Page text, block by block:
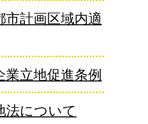
市計画区域内適
業立地促進条例
法について